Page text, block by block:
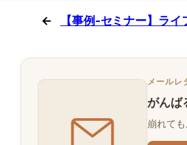
← 【事例-セミナー】ラ
メールレ
がんば
崩れて